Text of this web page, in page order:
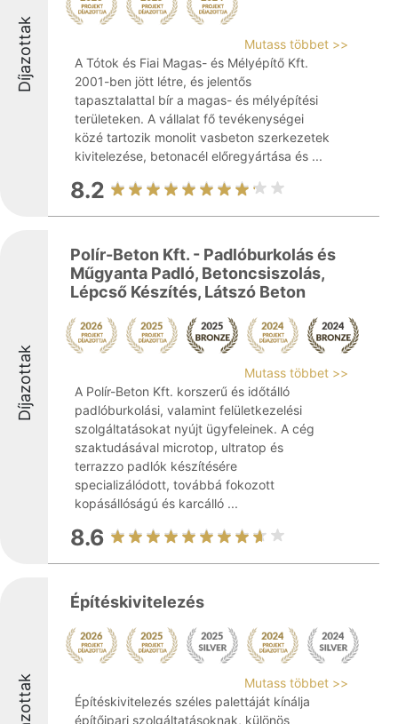
Díjazottak
Mutass többet >>
A Tótok és Fiai Magas- és Mélyépítő Kft.
2001-ben jött létre, és jelentős
tapasztalattal bír a magas- és mélyépítési
területeken. A vállalat fő tevékenységei
közé tartozik monolit vasbeton szerkezetek
kivitelezése, betonacél előregyártása és ...
8.2
Díjazottak
Polír-Beton Kft. - Padlóburkolás és
Műgyanta Padló, Betoncsiszolás,
Lépcső Készítés, Látszó Beton
Mutass többet >>
A Polír-Beton Kft. korszerű és időtálló
padlóburkolási, valamint felületkezelési
szolgáltatásokat nyújt ügyfeleinek. A cég
szaktudásával microtop, ultratop és
terrazzo padlók készítésére
specializálódott, továbbá fokozott
kopásállóságú és karcálló ...
8.6
Építéskivitelezés
Mutass többet >>
Építéskivitelezés széles palettáját kínálja
építőipari szolgáltatásoknak, különös